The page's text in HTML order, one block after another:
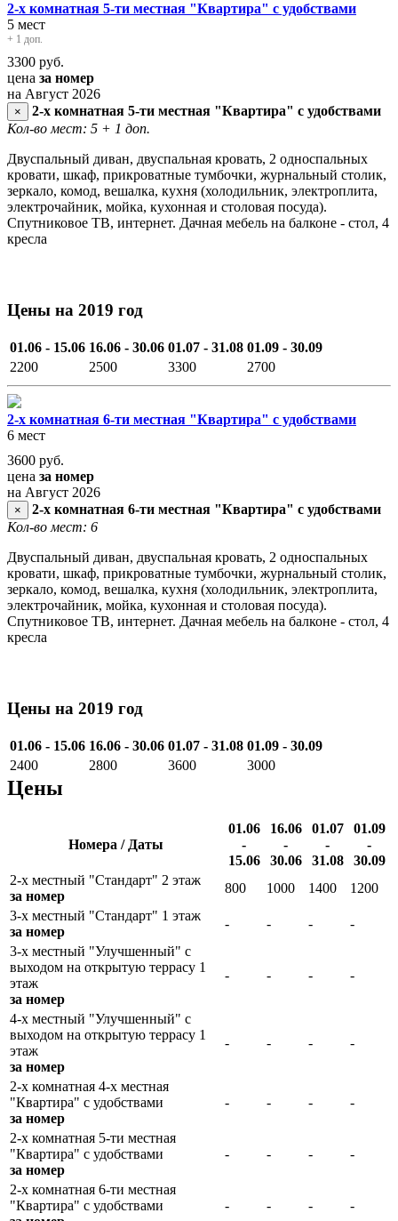
2-х комнатная 5-ти местная "Квартира" с удобствами
5 мест
+ 1 доп.
3300 руб.
цена за номер
на Август 2026
×
2-х комнатная 5-ти местная "Квартира" с удобствами
Кол-во мест: 5 + 1 доп.
Двуспальный диван, двуспальная кровать, 2 односпальных
кровати, шкаф, прикроватные тумбочки, журнальный столик,
зеркало, комод, вешалка, кухня (холодильник, электроплита,
электрочайник, мойка, кухонная и столовая посуда).
Спутниковое ТВ, интернет. Дачная мебель на балконе - стол, 4
кресла
Цены на 2019 год
01.06 - 15.06 16.06 - 30.06 01.07 - 31.08 01.09 - 30.09
2200
2500 3300 2700
2-х комнатная 6-ти местная "Квартира" с удобствами
6 мест
3600 руб.
цена за номер
на Август 2026
×
2-х комнатная 6-ти местная "Квартира" с удобствами
Кол-во мест: 6
Двуспальный диван, двуспальная кровать, 2 односпальных
кровати, шкаф, прикроватные тумбочки, журнальный столик,
зеркало, комод, вешалка, кухня (холодильник, электроплита,
электрочайник, мойка, кухонная и столовая посуда).
Спутниковое ТВ, интернет. Дачная мебель на балконе - стол, 4
кресла
Цены на 2019 год
01.06 - 15.06 16.06 - 30.06 01.07 - 31.08 01.09 - 30.09
2400
2800 3600 3000
Цены
Номера / Даты
01.06
-
15.06
16.06
-
30.06
01.07
-
31.08
01.09
-
30.09
2-х местный "Стандарт" 2 этаж
за номер
800 1000 1400
1200
3-х местный "Стандарт" 1 этаж
за номер
- - -
-
3-х местный "Улучшенный" с
выходом на открытую террасу 1
этаж
за номер
- - - -
4-х местный "Улучшенный" с
выходом на открытую террасу 1
этаж
за номер
- - - -
2-х комнатная 4-х местная
"Квартира" с удобствами
за номер
- - - -
2-х комнатная 5-ти местная
"Квартира" с удобствами
за номер
- - - -
2-х комнатная 6-ти местная
"Квартира" с удобствами
- - - -